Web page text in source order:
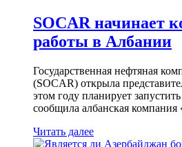
SOCAR начинает
работы в Албании
Государственная нефтяная
(SOCAR) открыла
этом году планирует
сообщила албанская компания
Читать далее